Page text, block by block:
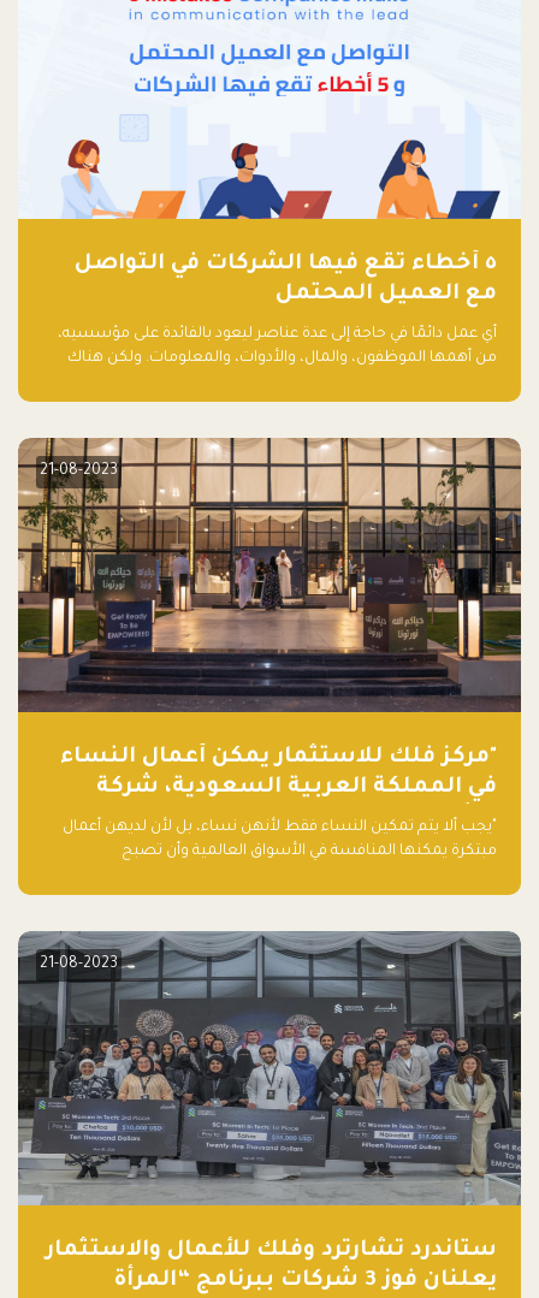
٥ أخطاء تقع فيها الشركات في التواصل
مع العميل المحتمل
أي عمل دائمًا في حاجة إلى عدة عناصر ليعود بالفائدة على مؤسسيه،
من أهمها الموظفون، والمال، والأدوات، والمعلومات. ولكن هناك
أساسه ذلك العمل.
21-08-2023
"مركز فلك للاستثمار يمكّن أعمال النساء
في المملكة العربية السعودية، شركة
ناشئة تلو الأخرى."
"يجب ألا يتم تمكين النساء فقط لأنهن نساء، بل لأن لديهن أعمال
مبتكرة يمكنها المنافسة في الأسواق العالمية وأن تصبح
21-08-2023
ستاندرد تشارترد وفلك للأعمال والاستثمار
يعلنان فوز 3 شركات ببرنامج “المرأة